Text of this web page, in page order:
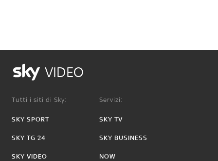
VIDEO
Tutti i siti di Sky:
SKY SPORT
SKY TG 24
SKY VIDEO
Servizi:
SKY TV
SKY BUSINESS
NOW